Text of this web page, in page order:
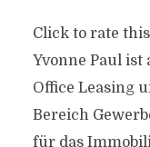
Click to rate this
Yvonne Paul ist
Office Leasing
Bereich
für das